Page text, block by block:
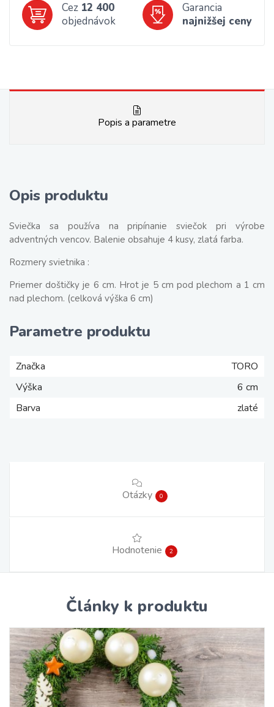
Cez 12 400
objednávok
Garancia
najnižšej ceny
Popis a parametre
Opis produktu
Sviečka sa používa na pripínanie sviečok pri výrobe
adventných vencov. Balenie obsahuje 4 kusy, zlatá farba.
Rozmery svietnika :
Priemer doštičky je 6 cm. Hrot je 5 cm pod plechom a 1 cm
nad plechom. (celková výška 6 cm)
Parametre produktu
Značka
TORO
Výška
6 cm
Barva
zlaté
Otázky 0
Hodnotenie 2
Články k produktu